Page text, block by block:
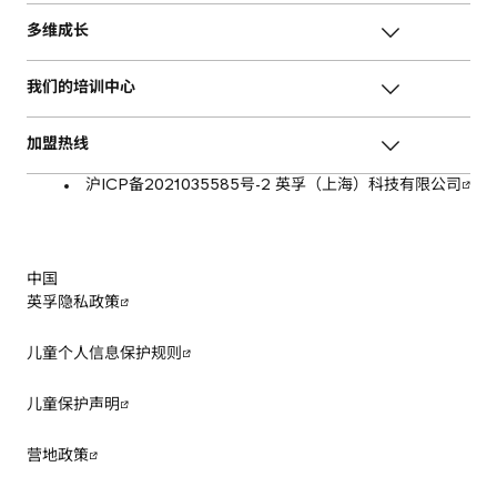
多维成长
我们的培训中心
加盟热线
沪ICP备2021035585号-2 英孚（上海）科技有限公司
中国
英孚隐私政策
儿童个人信息保护规则
儿童保护声明
营地政策